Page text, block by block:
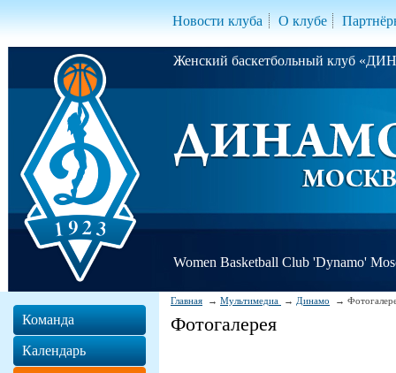
Новости клуба О клубе
Женский баскетбольный клуб
Women Basketball Club 'Dynamo'
Главная Мультимедиа Динамо
Фотогалерея
Команда
Календарь